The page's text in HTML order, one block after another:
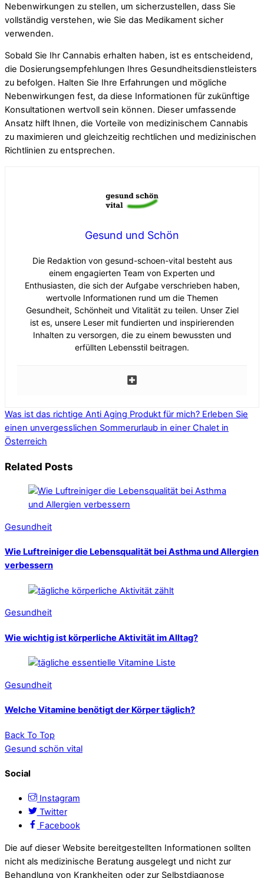
Nebenwirkungen zu stellen, um sicherzustellen, dass Sie
vollständig verstehen, wie Sie das Medikament sicher
verwenden.
Sobald Sie Ihr Cannabis erhalten haben, ist es entscheidend,
die Dosierungsempfehlungen Ihres Gesundheitsdienstleisters
zu befolgen. Halten Sie Ihre Erfahrungen und mögliche
Nebenwirkungen fest, da diese Informationen für zukünftige
Konsultationen wertvoll sein können. Dieser umfassende
Ansatz hilft Ihnen, die Vorteile von medizinischem Cannabis
zu maximieren und gleichzeitig rechtlichen und medizinischen
Richtlinien zu entsprechen.
Gesund und Schön
Die Redaktion von gesund-schoen-vital besteht aus
einem engagierten Team von Experten und
Enthusiasten, die sich der Aufgabe verschrieben haben,
wertvolle Informationen rund um die Themen
Gesundheit, Schönheit und Vitalität zu teilen. Unser Ziel
ist es, unsere Leser mit fundierten und inspirierenden
Inhalten zu versorgen, die zu einem bewussten und
erfüllten Lebensstil beitragen.
Was ist das richtige Anti Aging Produkt für mich? Erleben Sie
einen unvergesslichen Sommerurlaub in einer Chalet in
Österreich
Related Posts
Gesundheit
Wie Luftreiniger die Lebensqualität bei Asthma und Allergien
verbessern
Gesundheit
Wie wichtig ist körperliche Aktivität im Alltag?
Gesundheit
Welche Vitamine benötigt der Körper täglich?
Back To Top
Gesund schön vital
Social
Instagram
Twitter
Facebook
Die auf dieser Website bereitgestellten Informationen sollten
nicht als medizinische Beratung ausgelegt und nicht zur
Behandlung von Krankheiten oder zur Selbstdiagnose